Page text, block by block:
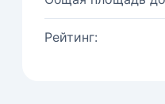
Рейтинг: